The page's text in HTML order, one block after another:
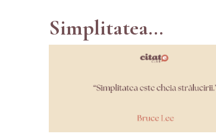
Simplitatea...